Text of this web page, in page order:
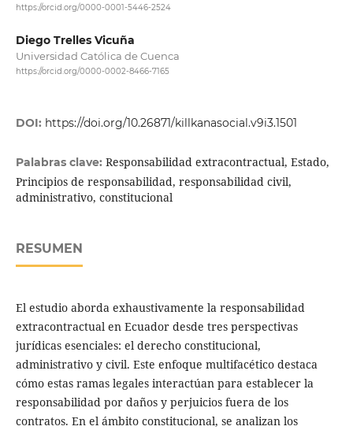
https://orcid.org/0000-0001-5446-2524
Diego Trelles Vicuña
Universidad Católica de Cuenca
https://orcid.org/0000-0002-8466-7165
DOI: https://doi.org/10.26871/killkanasocial.v9i3.1501
Palabras clave: Responsabilidad extracontractual, Estado,
Principios de responsabilidad, responsabilidad civil,
administrativo, constitucional
RESUMEN
El estudio aborda exhaustivamente la responsabilidad
extracontractual en Ecuador desde tres perspectivas
jurídicas esenciales: el derecho constitucional,
administrativo y civil. Este enfoque multifacético destaca
cómo estas ramas legales interactúan para establecer la
responsabilidad por daños y perjuicios fuera de los
contratos. En el ámbito constitucional, se analizan los